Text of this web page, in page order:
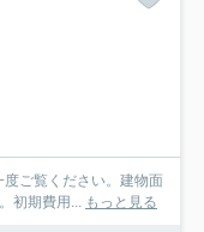
ご覧ください。建物面
初期費用... もっと見る